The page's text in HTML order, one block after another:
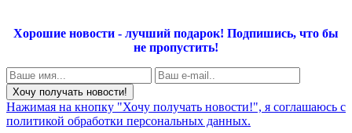
Хорошие новости - лучший подарок! Подпишись, что бы
не пропустить!
Нажимая на кнопку "Хочу получать новости!", я соглашаюсь с
политикой обработки персональных данных.